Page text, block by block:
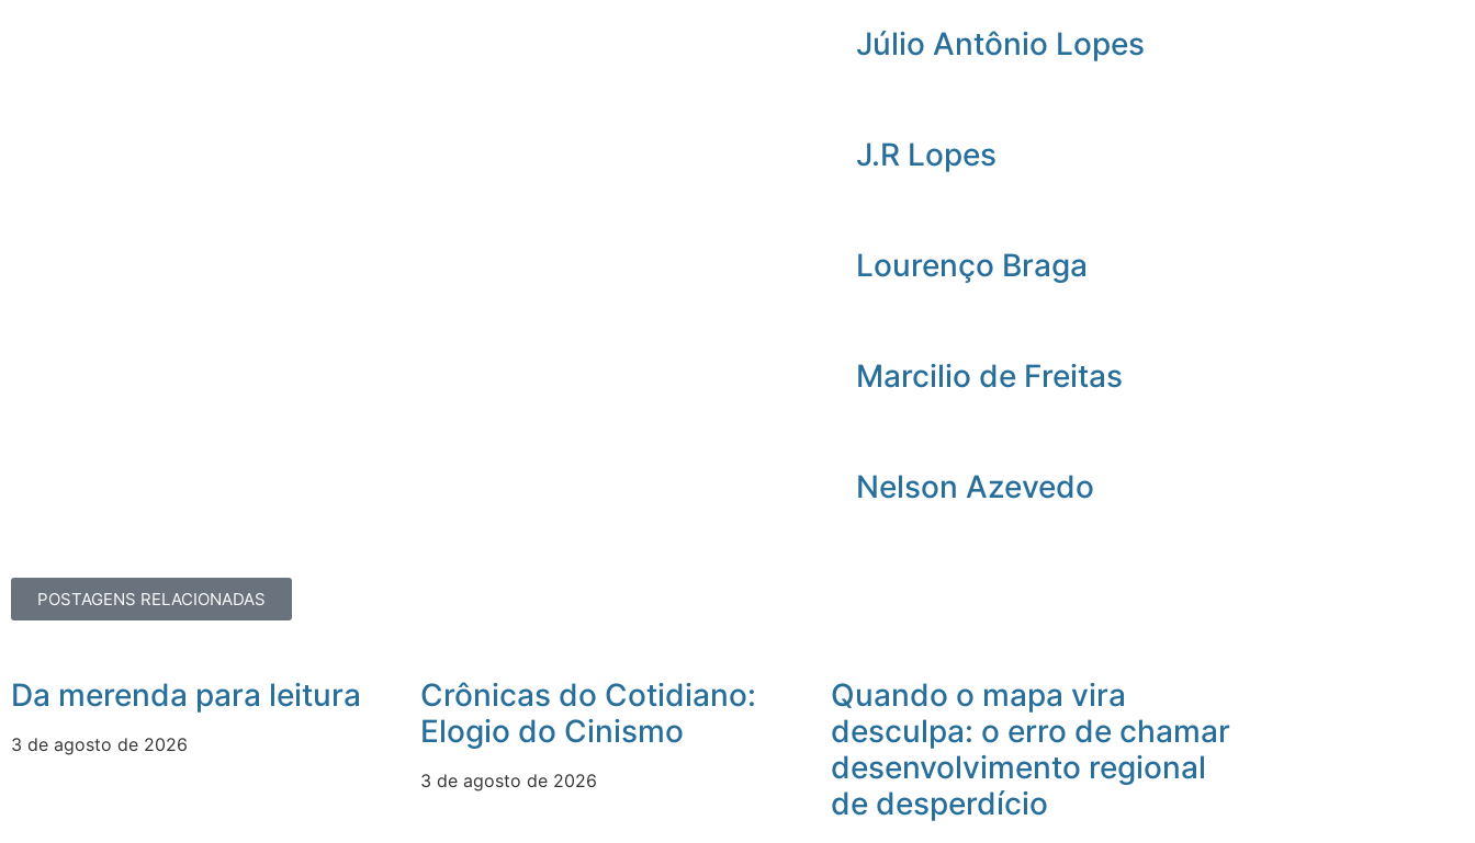
Júlio Antônio Lopes
J.R Lopes
Lourenço Braga
Marcilio de Freitas
Nelson Azevedo
POSTAGENS RELACIONADAS
Da merenda para leitura
3 de agosto de 2026
Crônicas do Cotidiano:
Elogio do Cinismo
3 de agosto de 2026
Quando o mapa vira
desculpa: o erro de chamar
desenvolvimento regional
de desperdício